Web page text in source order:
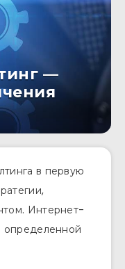
—
в первую
Интернет-
определенной